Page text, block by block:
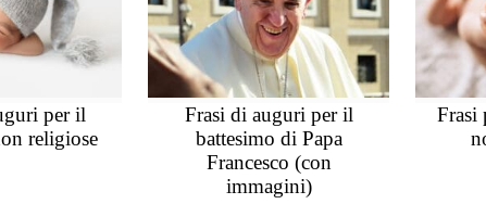
per il
religiose
Frasi di auguri per il
battesimo di Papa
Francesco (con
immagini)
Frasi